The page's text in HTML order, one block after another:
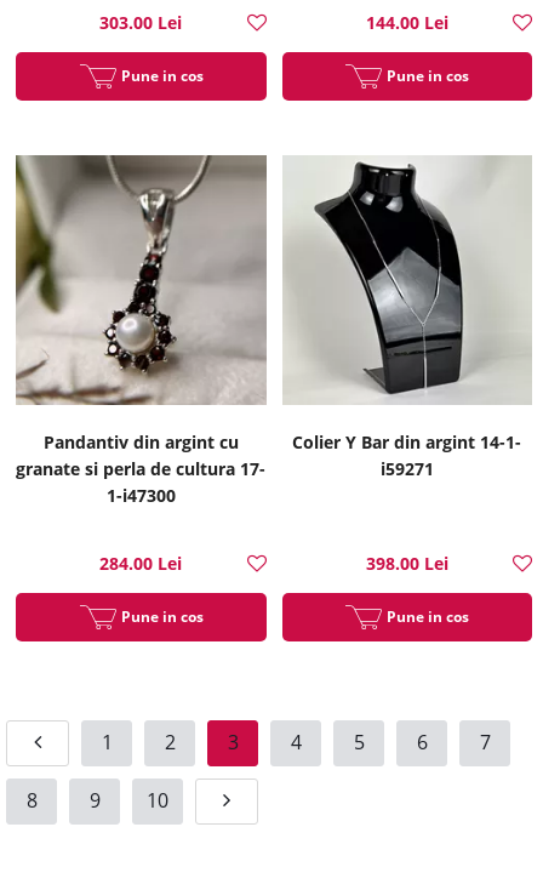
303.00 Lei
Pune in cos
144.00 Lei
Pune in cos
Pandantiv din argint cu
granate si perla de cultura 17-
1-i47300
284.00 Lei
Pune in cos
Colier Y Bar din argint 14-1-
i59271
398.00 Lei
Pune in cos
1 2 3 4 5 6 7
8 9 10